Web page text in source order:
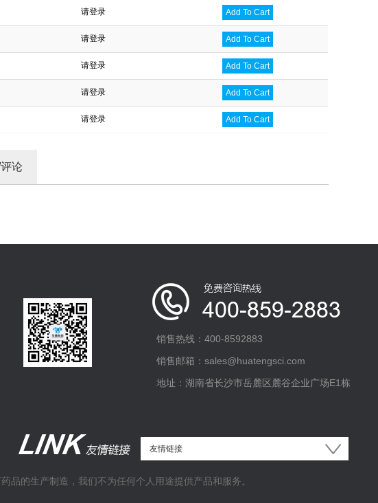
请登录 Add To Cart
请登录 Add To Cart
请登录 Add To Cart
请登录 Add To Cart
请登录 Add To Cart
论
销售热线：400-8592883
销售邮箱：sales@huatengsci.com
地址：湖南省长沙市岳麓区麓谷企业广场E1栋
的生产制造，我们不为任何个人用途提供产品和服务。